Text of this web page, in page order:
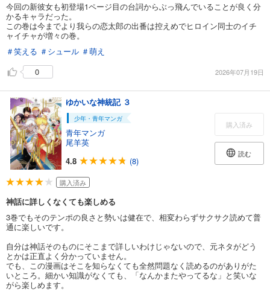
今回の新彼女も初登場1ページ目の台詞からぶっ飛んでいることが良く分
かるキャラだった。
この巻は今までより我らの恋太郎の出番は控えめでヒロイン同士のイチ
ャイチャが増々の巻。
＃笑える ＃シュール ＃萌え
0
2026年07月19日
ゆかいな神統記 ３
少年・青年マンガ
青年マンガ
尾羊英
4.8
(8)
購入済み
読む
購入済み
神話に詳しくなくても楽しめる
3巻でもそのテンポの良さと勢いは健在で、相変わらずサクサク読めて普
通に楽しいです。
自分は神話そのものにそこまで詳しいわけじゃないので、元ネタがどう
とかは正直よく分かっていません。
でも、この漫画はそこを知らなくても全然問題なく読めるのがありがた
いところ。細かい知識がなくても、「なんかまたやってるな」と笑いな
がら楽しめます。